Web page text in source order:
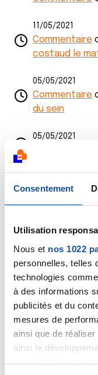
Consentement
Utilisation
Nous et nos 1022
personnelles, telles
technologies
à des informations
publicités et du
mesures de
ainsi que de réaliser
ainsi le
quant à l'utilisation
11/05/2021
Commentaire
costaud le
05/05/2021
Commentaire
du sein
05/05/2021
Commentaire
post
05/05/2021
Commentaire
05/05/2021
Commentaire
du sein
17/04/2021
Commentaire